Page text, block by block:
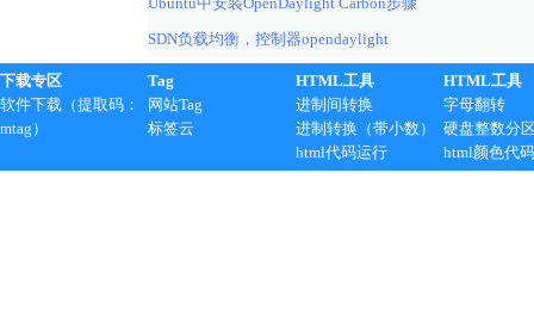
SDN负载均衡，控制器opendaylight
下载专区
软件下载（提取码：
mtag）
Tag
网站Tag
标签云
HTML工具
进制间转换
进制转换（带小数）
html代码运行
HTML工具
字母翻转
硬盘整数分
html颜色代码